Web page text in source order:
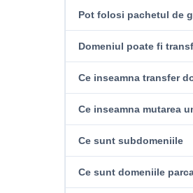
Pot folosi pachetul de
Domeniul poate fi
Ce inseamna transfer
Ce inseamna mutarea
Ce sunt subdomeniile
Ce sunt domeniile